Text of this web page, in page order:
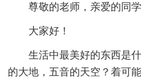
尊敬的老师，亲爱的同学
大家好！
生活中最美好的东西是
的大地，五音的天空？着可